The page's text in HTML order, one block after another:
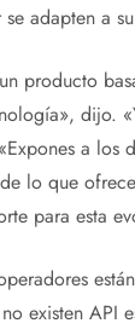
adapten a
producto
dijo.
a
lo que
para esta
existen API